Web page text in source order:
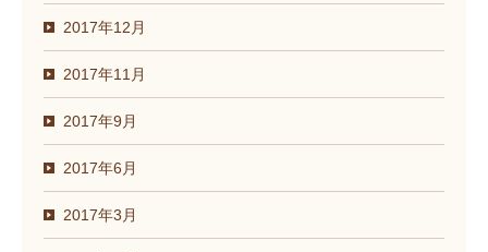
2017年12月
2017年11月
2017年9月
2017年6月
2017年3月